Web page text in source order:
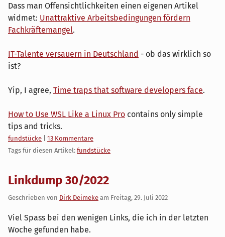
Dass man Offensichtlichkeiten einen eigenen Artikel
widmet: Unattraktive Arbeitsbedingungen fördern
Fachkräftemangel.
IT-Talente versauern in Deutschland - ob das wirklich so
ist?
Yip, I agree, Time traps that software developers face.
How to Use WSL Like a Linux Pro contains only simple
tips and tricks.
Kategorien:
fundstücke
13 Kommentare
Tags für diesen Artikel: fundstücke
Linkdump 30/2022
Geschrieben von Dirk Deimeke am Freitag, 29. Juli 2022
Viel Spass bei den wenigen Links, die ich in der letzten
Woche gefunden habe.